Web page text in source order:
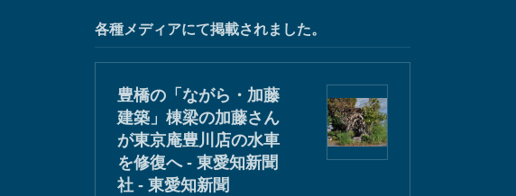
各種メディアにて掲載されました。
豊橋の「ながら・加藤
建築」棟梁の加藤さん
が東京庵豊川店の水車
を修復へ - 東愛知新聞
社 - 東愛知新聞